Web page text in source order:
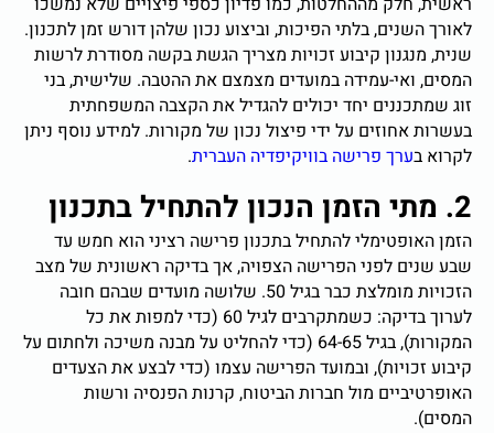
לאורך השנים, בלתי הפיכות, וביצוע נכון שלהן דורש זמן לתכנון.
שנית, מנגנון קיבוע זכויות מצריך הגשת בקשה מסודרת לרשות
המסים, ואי-עמידה במועדים מצמצם את ההטבה. שלישית, בני
זוג שמתכננים יחד יכולים להגדיל את הקצבה המשפחתית
בעשרות אחוזים על ידי פיצול נכון של מקורות. למידע נוסף ניתן
לקרוא בערך פרישה בוויקיפדיה העברית.
2. מתי הזמן הנכון להתחיל בתכנון
הזמן האופטימלי להתחיל בתכנון פרישה רציני הוא חמש עד
שבע שנים לפני הפרישה הצפויה, אך בדיקה ראשונית של מצב
הזכויות מומלצת כבר בגיל 50. שלושה מועדים שבהם חובה
לערוך בדיקה: כשמתקרבים לגיל 60 (כדי למפות את כל
המקורות), בגיל 64-65 (כדי להחליט על מבנה משיכה ולחתום על
קיבוע זכויות), ובמועד הפרישה עצמו (כדי לבצע את הצעדים
האופרטיביים מול חברות הביטוח, קרנות הפנסיה ורשות
המסים).